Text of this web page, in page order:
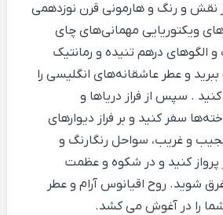
نقش و رنگ و هارمونی قرن نوزدهمی
ویکتوریایی مهمانی‌های چای
و الگوهای درهم تنیده و رمانتیک
و عطر عاشقانه‌های انگلیسی را
. سپس از فراز دریاها و
سفر کنید و بر فراز دیوارهای
و غریب، سواحل رنگارنگ و
کنید و در شکوه و عظمت
شوید. روح اقیانوس آرام و عطر
را در آغوش می کشد.